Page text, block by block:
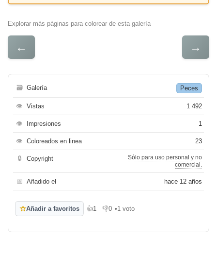
Explorar más páginas para colorear de esta galería
← →
🗃 Galería Peces
👁 Vistas 1 492
👁 Impresiones 1
👁 Coloreados en linea 23
🔒 Copyright
Sólo para uso personal y no
comercial.
📅 Añadido el hace 12 años
☆Añadir a favoritos 👍1
Me gusta
👎0
No me gusta
•1 voto